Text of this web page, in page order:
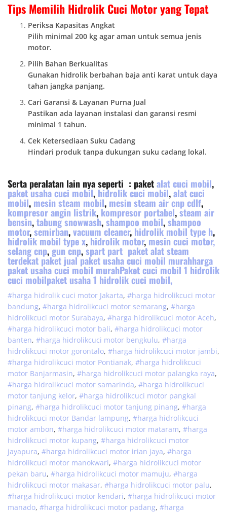
Tips Memilih Hidrolik Cuci Motor yang Tepat
Periksa Kapasitas Angkat
Pilih minimal 200 kg agar aman untuk semua jenis
motor.
Pilih Bahan Berkualitas
Gunakan hidrolik berbahan baja anti karat untuk daya
tahan jangka panjang.
Cari Garansi & Layanan Purna Jual
Pastikan ada layanan instalasi dan garansi resmi
minimal 1 tahun.
Cek Ketersediaan Suku Cadang
Hindari produk tanpa dukungan suku cadang lokal.
Serta peralatan lain nya seperti : paketalat cuci mobil,
paket usaha cuci mobil, hidrolik cuci mobil,alat cuci
mobil, mesin steam mobil, mesin steam air cnp cdlf,
kompresor angin listrik, kompresor portabel,steam air
bensin,tabung snowwash,shampoo mobil,shampoo
motor,semirban,vacuum cleaner, hidrolik mobil type h,
hidrolik mobil type x, hidrolik motor, mesin cuci motor,
selang cnp, gun cnp,spart part paket alat steam
terdekat paket jual paket usaha cuci mobil murahharga
paket usaha cuci mobil murahPaket cuci mobil 1 hidrolik
cuci mobilpaket usaha 1 hidrolik cuci mobil,
#harga hidrolik cuci motor Jakarta, #harga hidrolikcuci motor
bandung, #harga hidrolikcuci motor semarang, #harga
hidrolikcuci motor Surabaya, #harga hidrolikcuci motor Aceh,
#harga hidrolikcuci motor bali, #harga hidrolikcuci motor
banten, #harga hidrolikcuci motor bengkulu, #harga
hidrolikcuci motor gorontalo, #harga hidrolikcuci motor jambi,
#harga hidrolikcuci motor Pontianak, #harga hidrolikcuci
motor Banjarmasin, #harga hidrolikcuci motor palangka raya,
#harga hidrolikcuci motor samarinda, #harga hidrolikcuci
motor tanjung kelor, #harga hidrolikcuci motor pangkal
pinang, #harga hidrolikcuci motor tanjung pinang, #harga
hidrolikcuci motor Bandar lampung, #harga hidrolikcuci
motor ambon, #harga hidrolikcuci motor mataram, #harga
hidrolikcuci motor kupang, #harga hidrolikcuci motor
jayapura, #harga hidrolikcuci motor irian jaya, #harga
hidrolikcuci motor manokwari, #harga hidrolikcuci motor
pekan baru, #harga hidrolikcuci motor mamuju, #harga
hidrolikcuci motor makasar, #harga hidrolikcuci motor palu,
#harga hidrolikcuci motor kendari, #harga hidrolikcuci motor
manado, #harga hidrolikcuci motor padang, #harga